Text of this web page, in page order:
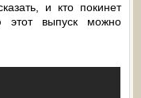
и кто покинет
этот выпуск можно